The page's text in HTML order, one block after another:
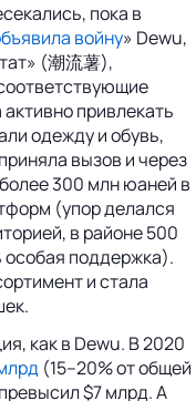
пока в
войну» Dewu,
(潮流薯),
привлекать
одежду и обувь,
вызов и через
300 млн юаней в
(упор делался
в районе 500
особая поддержка).
и стала
как в Dewu. В 2020
(15–20% от общей
$7 млрд. А